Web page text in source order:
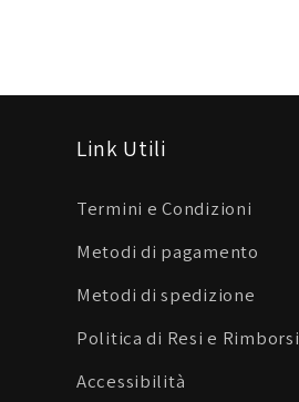
Link Utili
Termini e Condizioni
Metodi di pagamento
Metodi di spedizione
Politica di Resi e Rimborsi
Accessibilità